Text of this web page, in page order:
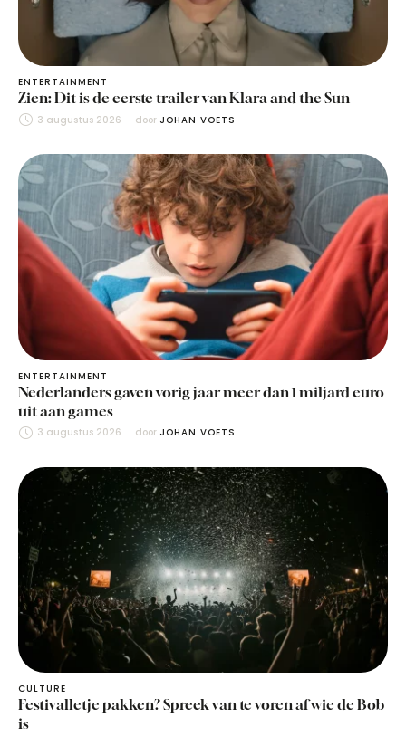
ENTERTAINMENT
Zien: Dit is de eerste trailer van Klara and the Sun
3 augustus 2026 door JOHAN VOETS
ENTERTAINMENT
Nederlanders gaven vorig jaar meer dan 1 miljard euro
uit aan games
3 augustus 2026 door JOHAN VOETS
CULTURE
Festivalletje pakken? Spreek van te voren af wie de Bob
is